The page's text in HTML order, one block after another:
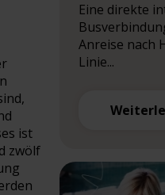
ist
zwölf
Eine direkte
Anreise nach
Linie...